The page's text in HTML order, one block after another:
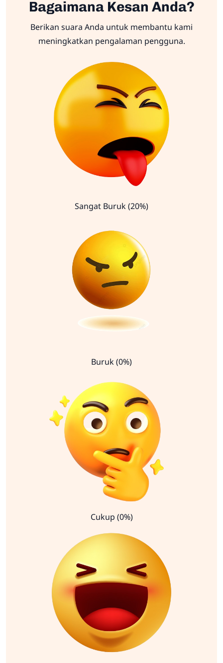
Bagaimana Kesan Anda?
Berikan suara Anda untuk membantu kami
meningkatkan pengalaman pengguna.
Sangat Buruk (20%)
Buruk (0%)
Cukup (0%)